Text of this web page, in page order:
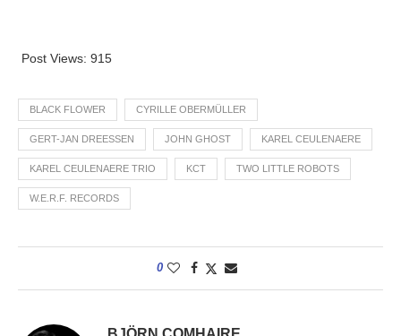
Post Views: 915
BLACK FLOWER CYRILLE OBERMÜLLER
GERT-JAN DREESSEN JOHN GHOST KAREL CEULENAERE
KAREL CEULENAERE TRIO KCT TWO LITTLE ROBOTS
W.E.R.F. RECORDS
0